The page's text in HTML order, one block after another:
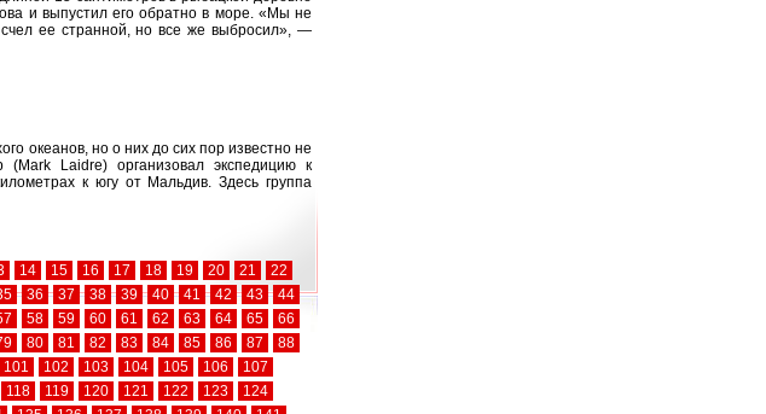
и выпустил его обратно в море. «Мы не
ее странной, но все же выбросил», —
океанов, но о них до сих пор известно не
Laidre) организовал экспедицию к
к югу от Мальдив. Здесь группа
14 15 16 17 18 19 20 21
22
36 37 38 39 40 41 42 43
44
58 59 60 61 62 63 64 65
66
80 81 82 83 84 85 86 87
88
101 102 103 104 105 106
107
118 119 120 121 122 123
124